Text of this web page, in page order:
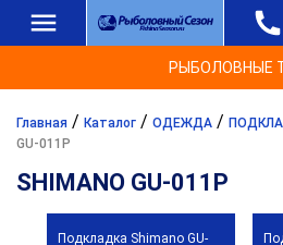
РЫБОЛОВНЫЕ
Главная / Каталог / ОДЕЖДА /
GU-011P
SHIMANO GU-011P
Подкладка Shimano GU-